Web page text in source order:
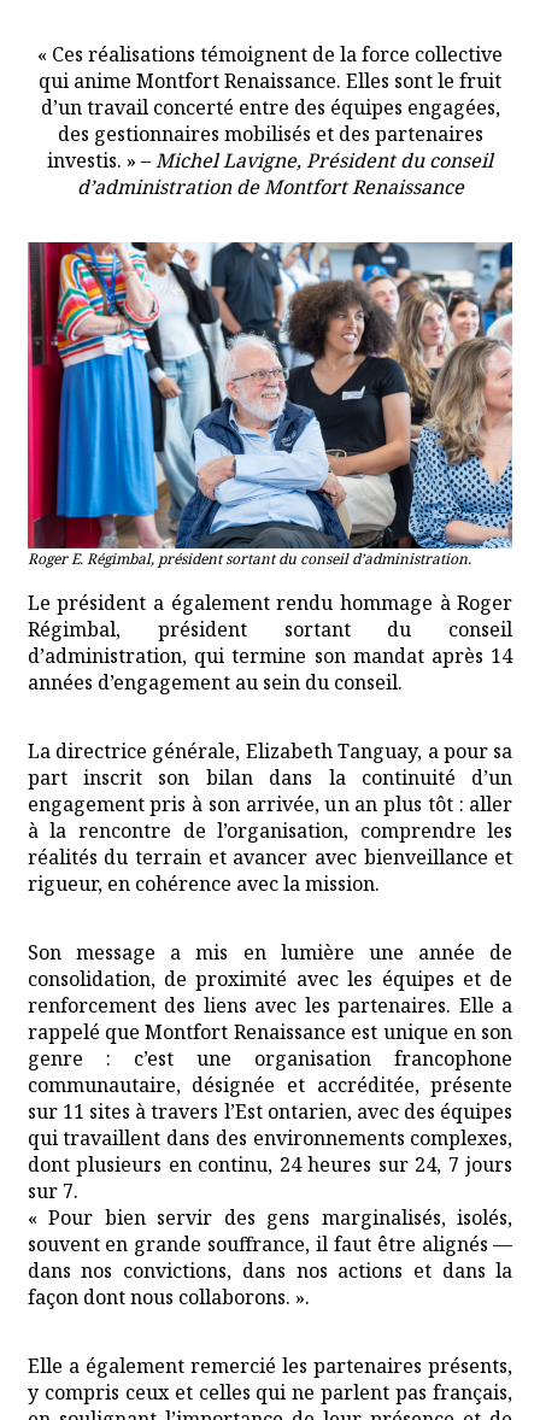
« Ces réalisations témoignent de la force collective
qui anime Montfort Renaissance. Elles sont le fruit
d’un travail concerté entre des équipes engagées,
des gestionnaires mobilisés et des partenaires
investis. » –Michel Lavigne, Président du conseil
d’administration de Montfort Renaissance
Roger E. Régimbal, président sortant du conseil d’administration.
Le président a également rendu hommage à Roger
Régimbal, président sortant du conseil
d’administration, qui termine son mandat après 14
années d’engagement au sein du conseil.
La directrice générale, Elizabeth Tanguay, a pour sa
part inscrit son bilan dans la continuité d’un
engagement pris à son arrivée, un an plus tôt : aller
à la rencontre de l’organisation, comprendre les
réalités du terrain et avancer avec bienveillance et
rigueur, en cohérence avec la mission.
Son message a mis en lumière une année de
consolidation, de proximité avec les équipes et de
renforcement des liens avec les partenaires. Elle a
rappelé que Montfort Renaissance est unique en son
genre : c’est une organisation francophone
communautaire, désignée et accréditée, présente
sur 11 sites à travers l’Est ontarien, avec des équipes
qui travaillent dans des environnements complexes,
dont plusieurs en continu, 24 heures sur 24, 7 jours
sur 7.
« Pour bien servir des gens marginalisés, isolés,
souvent en grande souffrance, il faut être alignés —
dans nos convictions, dans nos actions et dans la
façon dont nous collaborons. ».
Elle a également remercié les partenaires présents,
y compris ceux et celles qui ne parlent pas français,